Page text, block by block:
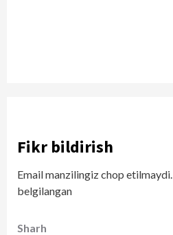
Fikr bildirish
Email manzilingiz chop etilmaydi.
belgilangan
Sharh